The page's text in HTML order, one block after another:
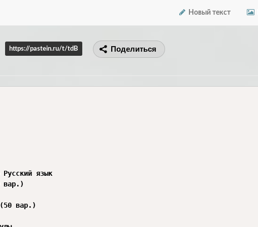
Новый текст
https://pastein.ru/t/tdB Поделиться